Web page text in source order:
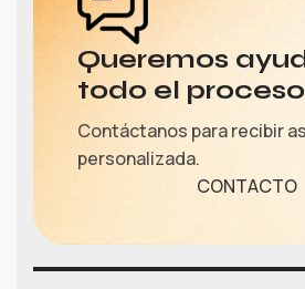
Queremos
todo el proceso
Contáctanos para recibir
personalizada.
CONTACTO